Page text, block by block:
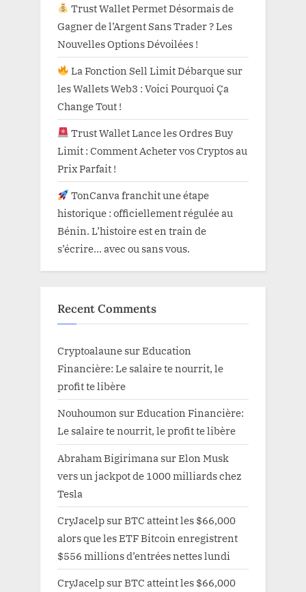
Trust Wallet Permet Désormais de
Gagner de l’Argent Sans Trader ? Les
Nouvelles Options Dévoilées !
La Fonction Sell Limit Débarque sur
les Wallets Web3 : Voici Pourquoi Ça
Change Tout !
Trust Wallet Lance les Ordres Buy
Limit : Comment Acheter vos Cryptos au
Prix Parfait !
TonCanva franchit une étape
historique : officiellement régulée au
Bénin. L’histoire est en train de
s’écrire… avec ou sans vous.
Recent Comments
Cryptoalaune surEducation
Financière: Le salaire te nourrit, le
profit te libère
Nouhoumon surEducation Financière:
Le salaire te nourrit, le profit te libère
Abraham Bigirimana surElon Musk
vers un jackpot de 1000 milliards chez
Tesla
CryJacelp surBTC atteint les $66,000
alors que les ETF Bitcoin enregistrent
$556 millions d’entrées nettes lundi
CryJacelp surBTC atteint les $66,000